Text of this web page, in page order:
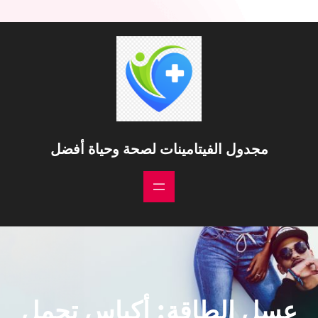
مجدول الفيتامينات لصحة وحياة أفضل
عسل الطاقة: أكياس تحمل